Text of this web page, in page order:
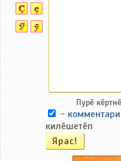
Пурӗ
-
килӗшетӗп